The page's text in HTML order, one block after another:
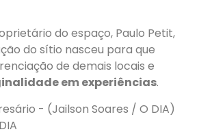
do espaço, Paulo Petit,
do sítio nasceu para que
de demais locais e
em experiências.